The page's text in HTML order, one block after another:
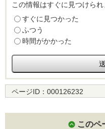
この情報はすぐに見つけられ
すぐに見つかった
ふつう
時間がかかった
ページID： 000126232
このペ